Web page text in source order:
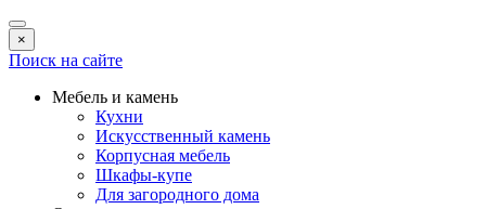
×
Поиск на сайте
Мебель и камень
Кухни
Искусственный камень
Корпусная мебель
Шкафы-купе
Для загородного дома